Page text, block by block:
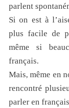
parlent
Si on est à
plus facile de
même si
français.
Mais, même en
rencontré
parler en